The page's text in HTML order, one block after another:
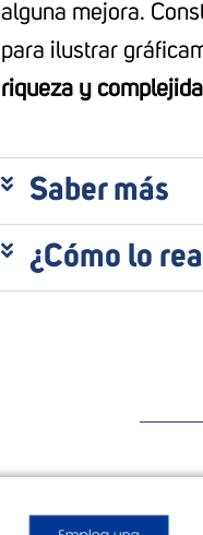
alguna mejora.
para ilustrar
riqueza y
Saber más
¿Cómo lo